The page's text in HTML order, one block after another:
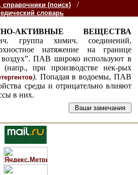
(поиск) /
словарь
АКТИВНЫЕ ВЕЩЕСТВА
группа химич. соединений,
натяжение на границе
ПАВ широко используют в
(напр., при производстве нек-рых
). Попадая в водоемы, ПАВ
среды и отрицательно влияют
в них.